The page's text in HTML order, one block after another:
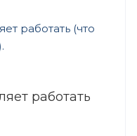
работать